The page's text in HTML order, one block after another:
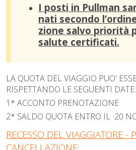
I posti in Pullman
nati secondo
zione salvo priorità
salute certificati.
LA QUOTA DEL VIAGGIO PUO'
RISPETTANDO LE SEGUENTI DATE:
1* ACCONTO PRENOTAZIONE
2* SALDO QUOTA ENTRO IL 20
RECESSO DEL VIAGGIATORE -
CANCELLAZIONE: